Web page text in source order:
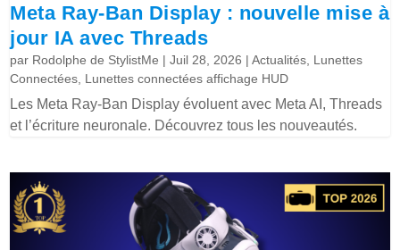
Meta Ray-Ban Display : nouvelle mise à
jour IA avec Threads
par Rodolphe de StylistMe |Juil 28, 2026 |Actualités Lunettes
Connectées Lunettes connectées affichage HUD
Les Meta Ray-Ban Display évoluent avec Meta AI, Threads
et l’écriture neuronale. Découvrez tous les nouveautés.